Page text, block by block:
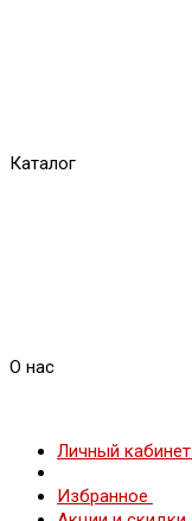
Каталог
О нас
Личный кабинет
Избранное